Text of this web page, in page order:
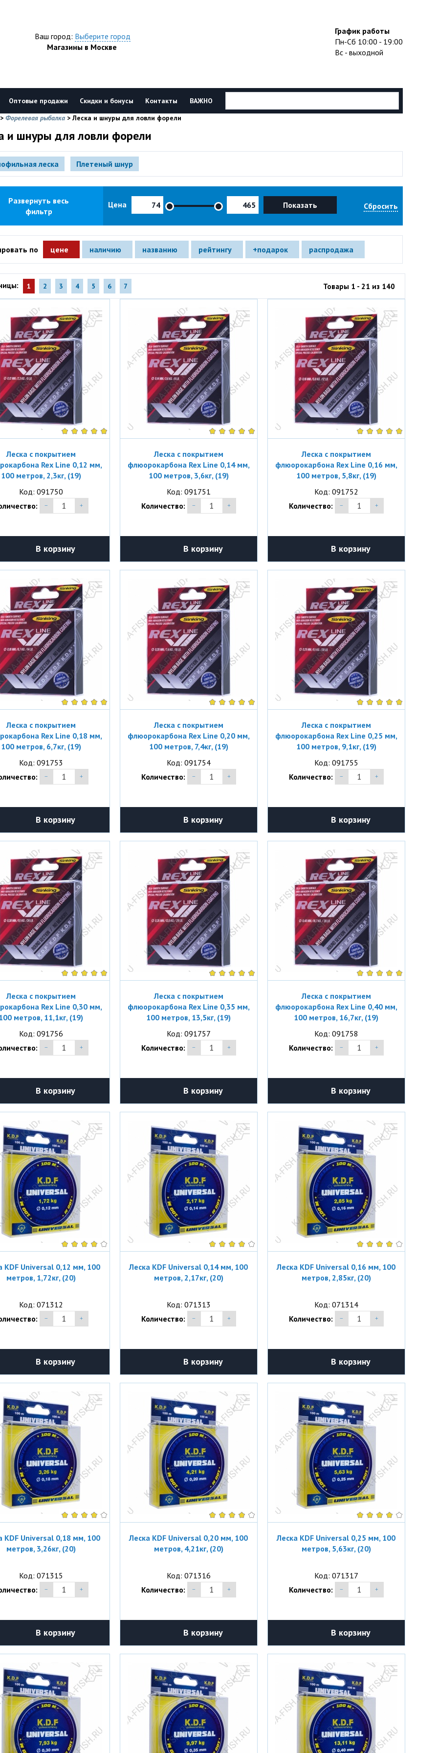
Ваш город: Выберите город
Магазины в Москве
График работы
Пн-Сб 10:00 - 19:00
Вс - выходной
Оптовые продажи Скидки и бонусы Контакты
ВАЖНО
Форелевая рыбалка >Леска и шнуры для ловли форели
и шнуры для ловли форели
леска Плетеный шнур
Развернуть весь
фильтр
Цена Показать Сбросить
по цене наличию названию рейтингу +подарок распродажа
1 2 3 4 5 6 7 Товары 1 - 21 из 140
Леска с покрытием
Rex Line 0,12 мм,
100 метров, 2,3кг, (19)
Код: 091750
В корзину
Леска с покрытием
флюорокарбона Rex Line 0,14 мм,
100 метров, 3,6кг, (19)
Код: 091751
Количество:
В корзину
Леска с покрытием
флюорокарбона Rex Line 0,16 мм,
100 метров, 5,8кг, (19)
Код: 091752
Количество:
В корзину
Леска с покрытием
Rex Line 0,18 мм,
100 метров, 6,7кг, (19)
Код: 091753
В корзину
Леска с покрытием
флюорокарбона Rex Line 0,20 мм,
100 метров, 7,4кг, (19)
Код: 091754
Количество:
В корзину
Леска с покрытием
флюорокарбона Rex Line 0,25 мм,
100 метров, 9,1кг, (19)
Код: 091755
Количество:
В корзину
Леска с покрытием
Rex Line 0,30 мм,
метров, 11,1кг, (19)
Код: 091756
В корзину
Леска с покрытием
флюорокарбона Rex Line 0,35 мм,
100 метров, 13,5кг, (19)
Код: 091757
Количество:
В корзину
Леска с покрытием
флюорокарбона Rex Line 0,40 мм,
100 метров, 16,7кг, (19)
Код: 091758
Количество:
В корзину
KDF Universal 0,12 мм, 100
метров, 1,72кг, (20)
Код: 071312
В корзину
Леска KDF Universal 0,14 мм, 100
метров, 2,17кг, (20)
Код: 071313
Количество:
В корзину
Леска KDF Universal 0,16 мм, 100
метров, 2,85кг, (20)
Код: 071314
Количество:
В корзину
KDF Universal 0,18 мм, 100
метров, 3,26кг, (20)
Код: 071315
В корзину
Леска KDF Universal 0,20 мм, 100
метров, 4,21кг, (20)
Код: 071316
Количество:
В корзину
Леска KDF Universal 0,25 мм, 100
метров, 5,63кг, (20)
Код: 071317
Количество:
В корзину